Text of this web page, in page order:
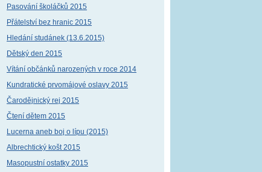
Pasování školáčků 2015
Přátelství bez hranic 2015
Hledání studánek (13.6.2015)
Dětský den 2015
Vítání občánků narozených v roce 2014
Kundratické prvomájové oslavy 2015
Čarodějnický rej 2015
Čtení dětem 2015
Lucerna aneb boj o lípu (2015)
Albrechtický košt 2015
Masopustní ostatky 2015